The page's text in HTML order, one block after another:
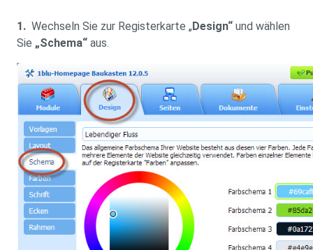
1. Wechseln Sie zur Registerkarte „Design“ und wählen
Sie „Schema“ aus.